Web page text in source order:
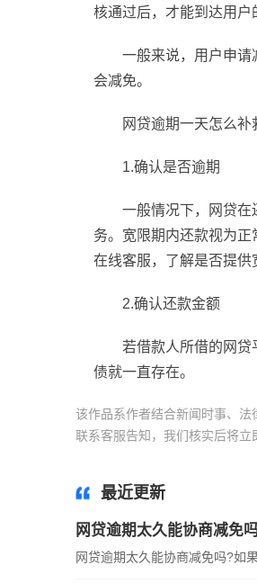
核通过后，才能到达用户
一般来说，用户申请
会减免。
网贷逾期一天怎么补
1.确认是否逾期
一般情况下，网贷在
务。宽限期内还款视为
在线客服，了解是否提供
2.确认还款金额
若借款人所借的网贷
债就一直存在。
该作品系作者结合新闻时事、
联系客服告知，我们核实后将立
最近更新
网贷逾期太久能协商减免
网贷逾期太久能协商减免吗?如